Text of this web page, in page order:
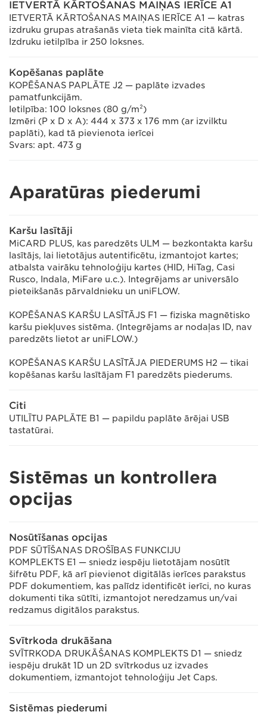
IETVERTĀ KĀRTOŠANAS MAIŅAS IERĪCE A1
IETVERTĀ KĀRTOŠANAS MAIŅAS IERĪCE A1 — katras
izdruku grupas atrašanās vieta tiek mainīta citā kārtā.
Izdruku ietilpība ir 250 loksnes.
Kopēšanas paplāte
KOPĒŠANAS PAPLĀTE J2 — paplāte izvades
pamatfunkcijām.
Ietilpība: 100 loksnes (80 g/m²)
Izmēri (P x D x A): 444 x 373 x 176 mm (ar izvilktu
paplāti), kad tā pievienota ierīcei
Svars: apt. 473 g
Aparatūras piederumi
Karšu lasītāji
MiCARD PLUS, kas paredzēts ULM — bezkontakta karšu
lasītājs, lai lietotājus autentificētu, izmantojot kartes;
atbalsta vairāku tehnoloģiju kartes (HID, HiTag, Casi
Rusco, Indala, MiFare u.c.). Integrējams ar universālo
pieteikšanās pārvaldnieku un uniFLOW.
KOPĒŠANAS KARŠU LASĪTĀJS F1 — fiziska magnētisko
karšu piekļuves sistēma. (Integrējams ar nodaļas ID, nav
paredzēts lietot ar uniFLOW.)
KOPĒŠANAS KARŠU LASĪTĀJA PIEDERUMS H2 — tikai
kopēšanas karšu lasītājam F1 paredzēts piederums.
Citi
UTILĪTU PAPLĀTE B1 — papildu paplāte ārējai USB
tastatūrai.
Sistēmas un kontrollera
opcijas
Nosūtīšanas opcijas
PDF SŪTĪŠANAS DROŠĪBAS FUNKCIJU
KOMPLEKTS E1 — sniedz iespēju lietotājam nosūtīt
šifrētu PDF, kā arī pievienot digitālās ierīces parakstus
PDF dokumentiem, kas palīdz identificēt ierīci, no kuras
dokumenti tika sūtīti, izmantojot neredzamus un/vai
redzamus digitālos parakstus.
Svītrkoda drukāšana
SVĪTRKODA DRUKĀŠANAS KOMPLEKTS D1 — sniedz
iespēju drukāt 1D un 2D svītrkodus uz izvades
dokumentiem, izmantojot tehnoloģiju Jet Caps.
Sistēmas piederumi